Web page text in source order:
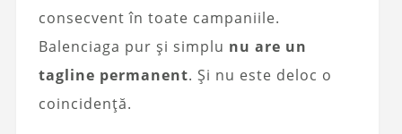
consecvent în toate campaniile.
Balenciaga pur și simplu nu are un
tagline permanent. Și nu este deloc o
coincidență.